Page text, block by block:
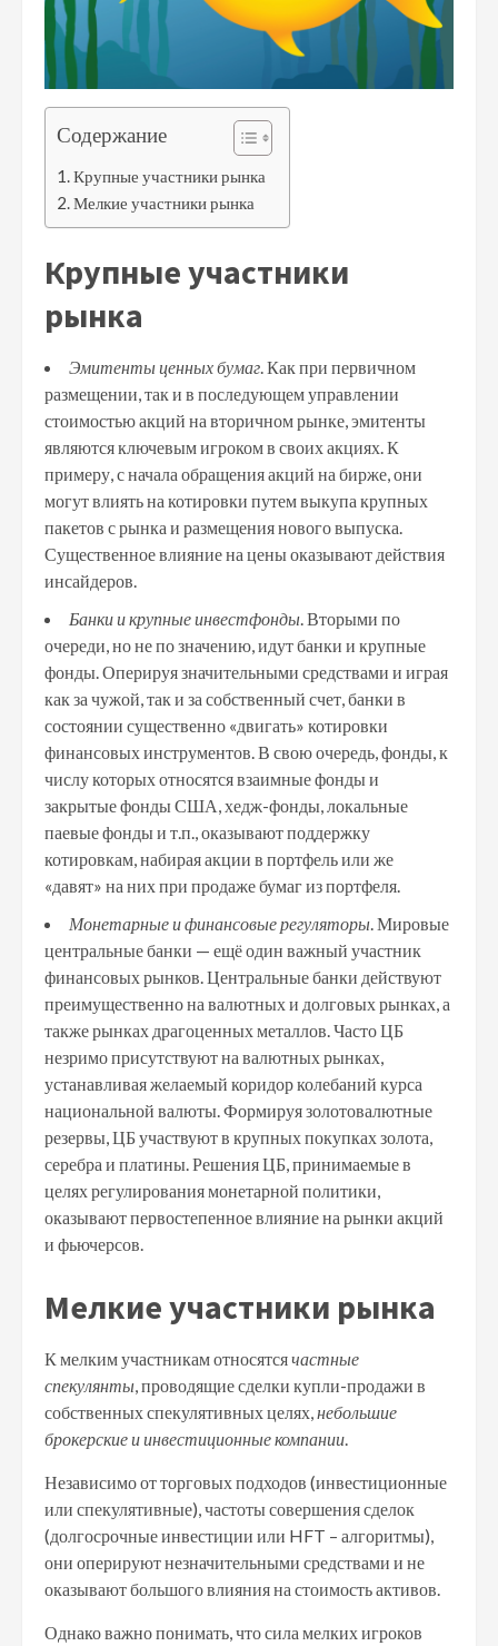
Содержание
Крупные участники рынка
Мелкие участники рынка
Крупные участники
рынка
Эмитенты ценных бумаг. Как при первичном
размещении, так и в последующем управлении
стоимостью акций на вторичном рынке, эмитенты
являются ключевым игроком в своих акциях. К
примеру, с начала обращения акций на бирже, они
могут влиять на котировки путем выкупа крупных
пакетов с рынка и размещения нового выпуска.
Существенное влияние на цены оказывают действия
инсайдеров.
Банки и крупные инвестфонды. Вторыми по
очереди, но не по значению, идут банки и крупные
фонды. Оперируя значительными средствами и играя
как за чужой, так и за собственный счет, банки в
состоянии существенно «двигать» котировки
финансовых инструментов. В свою очередь, фонды, к
числу которых относятся взаимные фонды и
закрытые фонды США, хедж-фонды, локальные
паевые фонды и т.п., оказывают поддержку
котировкам, набирая акции в портфель или же
«давят» на них при продаже бумаг из портфеля.
Монетарные и финансовые регуляторы. Мировые
центральные банки — ещё один важный участник
финансовых рынков. Центральные банки действуют
преимущественно на валютных и долговых рынках, а
также рынках драгоценных металлов. Часто ЦБ
незримо присутствуют на валютных рынках,
устанавливая желаемый коридор колебаний курса
национальной валюты. Формируя золотовалютные
резервы, ЦБ участвуют в крупных покупках золота,
серебра и платины. Решения ЦБ, принимаемые в
целях регулирования монетарной политики,
оказывают первостепенное влияние на рынки акций
и фьючерсов.
Мелкие участники рынка
К мелким участникам относятсячастные
спекулянты, проводящие сделки купли-продажи в
собственных спекулятивных целях,небольшие
брокерские и инвестиционные компании.
Независимо от торговых подходов (инвестиционные
или спекулятивные), частоты совершения сделок
(долгосрочные инвестиции или HFT – алгоритмы),
они оперируют незначительными средствами и не
оказывают большого влияния на стоимость активов.
Однако важно понимать, что сила мелких игроков